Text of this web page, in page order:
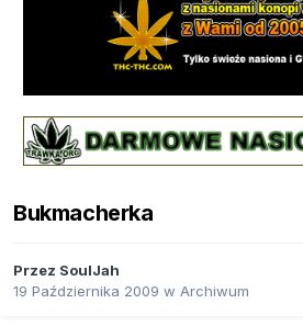
Bukmacherka
Przez SoulJah
19 Października 2009 w Archiwum